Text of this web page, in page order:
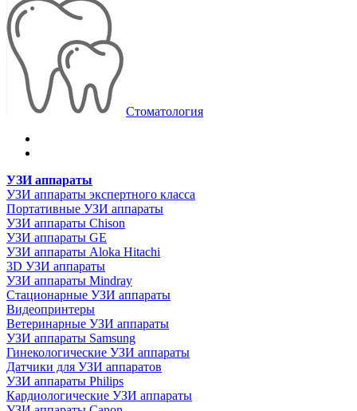
Стоматология
УЗИ аппараты
УЗИ аппараты экспертного класса
Портативные УЗИ аппараты
УЗИ аппараты Chison
УЗИ аппараты GE
УЗИ аппараты Aloka Hitachi
3D УЗИ аппараты
УЗИ аппараты Mindray
Стационарные УЗИ аппараты
Видеопринтеры
Ветеринарные УЗИ аппараты
УЗИ аппараты Samsung
Гинекологические УЗИ аппараты
Датчики для УЗИ аппаратов
УЗИ аппараты Philips
Кардиологические УЗИ аппараты